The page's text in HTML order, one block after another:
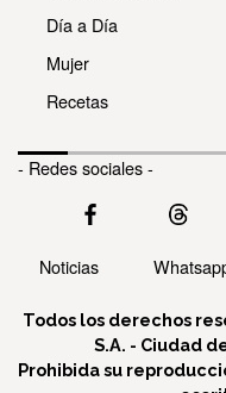
Día a Día
Mujer
Recetas
- Redes sociales -
Noticias
Todos los derechos
S.A. - Ciudad
Prohibida su